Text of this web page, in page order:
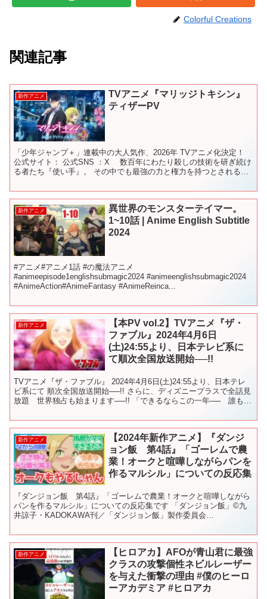
Colorful Creations
関連記事
新作アニメ
TVアニメ『マリッジトキシン』
ティザーPV
「少年ジャンプ＋」連載中の大人気作、2026年 TVアニメ化決定！
公式サイト： 公式SNS ：X 数百年にわたり殺しの技術を研ぎ続け
る者たち『使い手』。 その中でも最強の力と権力を持つとされる五
新作アニメ
異世界のモンスターテイマー。
1~10話 | Anime English Subtitle
2024
#アニメ​​#アニメ1話 ​#の魔法アニメ
#animeepisode1englishsubmagic2024 #animeenglishsubmagic2024
#AnimeAction#AnimeFantasy #AnimeReinca...
新作アニメ
【本PV vol.2】TVアニメ『ザ・
ファブル』2024年4月6日
(土)24:55より、日本テレビ系に
て順次全国放送開始──!!
TVアニメ『ザ・ファブル』 2024年4月6日(土)24:55より、日本テレ
ビ系にて 順次全国放送開始──!! さらに、ディズニープラスで全話見
放題 世界独占も始まります──!! 「できるならこの一年── 誰も殺
新作アニメ
【2024年新作アニメ】『ダンジ
ョン飯 第4話』「ゴーレムで農
業！オークと喧嘩しながらパンを
作るマルシル」についての反応集
『ダンジョン飯 第4話』「ゴーレムで農業！オークと喧嘩しながら
パンを作るマルシル」についての反応集です 「ダンジョン飯」©九
井諒子・KADOKAWA刊／「ダンジョン飯」製作委員会
新作アニメ
【ヒロアカ】AFOが青山君に最強
クラスの攻撃個性ネビルレーザー
を与えた衝撃の理由 #僕のヒーロ
ーアカデミア #ヒロアカ